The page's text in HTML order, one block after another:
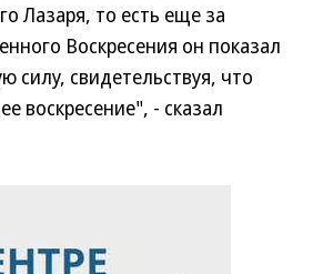
Лазаря, то есть еще за
Воскресения он показал
силу, свидетельствуя, что
воскресение", - сказал